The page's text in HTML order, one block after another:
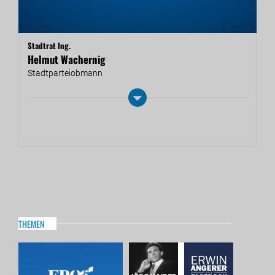
Stadtrat Ing.
Helmut Wachernig
Stadt­par­tei­ob­mann
THEMEN